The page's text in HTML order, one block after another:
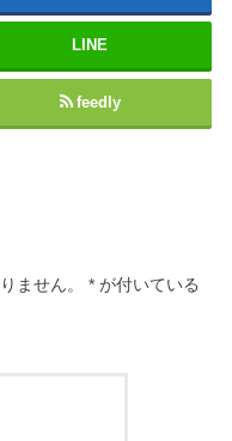
LINE
feedly
ません。 * が付いている